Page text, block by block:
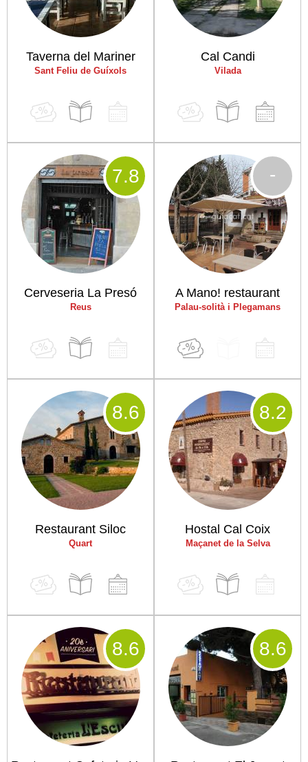
Taverna del Mariner
Sant Feliu de Guíxols
Cal Candi
Vilada
Cerveseria La Presó
Reus
7.8
A Mano! restaurant
Palau-solità i Plegamans
-
Restaurant Siloc
Quart
8.6
Hostal Cal Coix
Maçanet de la Selva
8.2
8.6 8.6